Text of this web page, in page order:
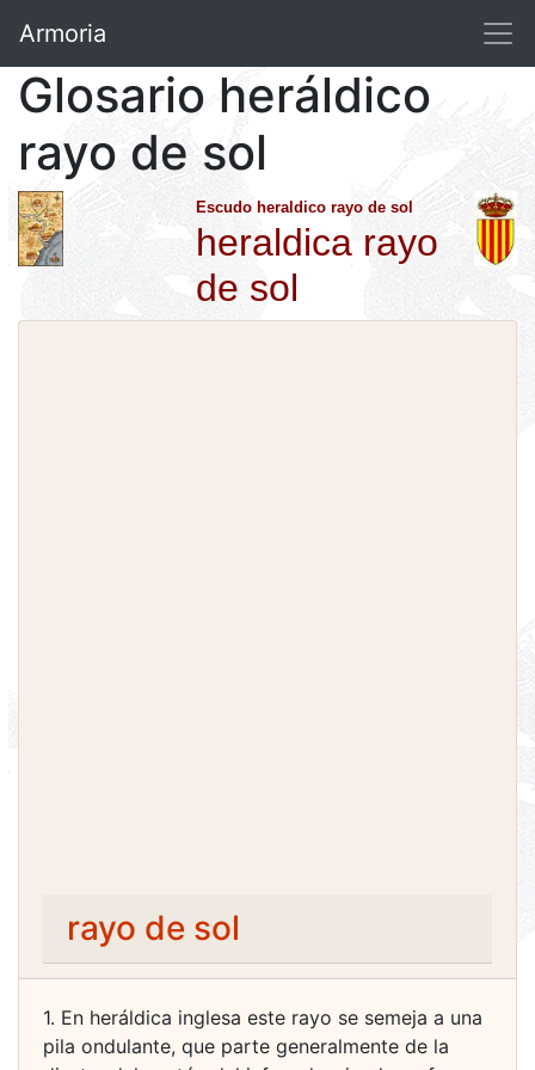
Armoria
Glosario heráldico
rayo de sol
Escudo heraldico rayo de sol
heraldica rayo
de sol
rayo de sol
1. En heráldica inglesa este rayo se semeja a una
pila ondulante, que parte generalmente de la